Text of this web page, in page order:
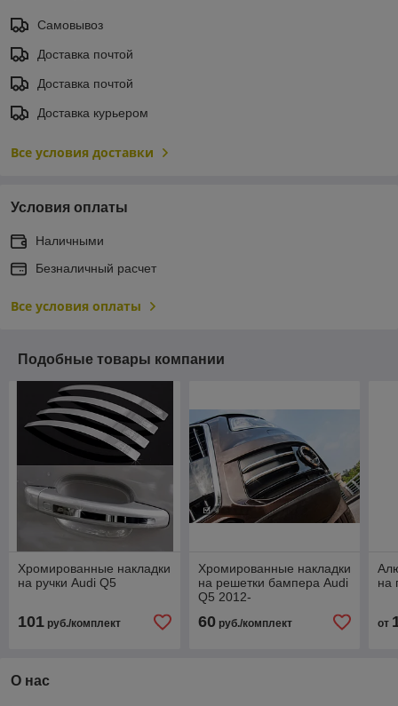
Самовывоз
Доставка почтой
Доставка почтой
Доставка курьером
Все условия доставки
Условия оплаты
Наличными
Безналичный расчет
Все условия оплаты
Подобные товары компании
Хромированные накладки
на ручки Audi Q5
101 руб./комплект
Хромированные накладки
на решетки бампера Audi
Q5 2012-
60руб./комплект
на
от
О нас